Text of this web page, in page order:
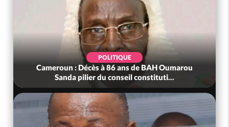
POLITIQUE
Cameroun : Décès à 86 ans de BAH Oumarou
Sanda pilier du conseil constituti...